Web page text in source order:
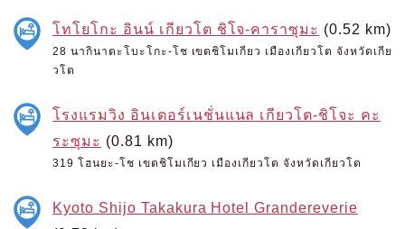
โทโยโกะ อินน์ เกียวโต ชิโจ-คาราซุมะ (0.52 km)
28 นากินาตะโบะโกะ-โช เขตชิโมเกียว เมืองเกียวโต จังหวัดเกีย
วโต
โรงแรมวิง อินเตอร์เนชั่นแนล เกียวโต-ชิโจะ คะ
ระซุมะ (0.81 km)
319 โฮนยะ-โช เขตชิโมเกียว เมืองเกียวโต จังหวัดเกียวโต
Kyoto Shijo Takakura Hotel Grandereverie